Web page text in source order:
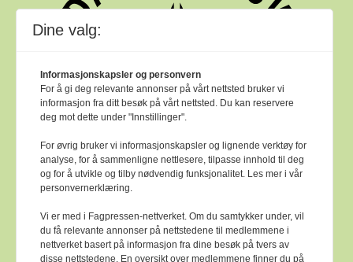
Bok & bibliotek arbeider etterVer Varsam -
Dine valg:
Informasjonskapsler og personvern
For å gi deg relevante annonser på vårt nettsted bruker vi
informasjon fra ditt besøk på vårt nettsted. Du kan reservere
deg mot dette under "Innstillinger".
For øvrig bruker vi informasjonskapsler og lignende verktøy for
analyse, for å sammenligne nettlesere, tilpasse innhold til deg
og for å utvikle og tilby nødvendig funksjonalitet. Les mer i vår
personvernerklæring.
Vi er med i Fagpressen-nettverket. Om du samtykker under, vil
du få relevante annonser på nettstedene til medlemmene i
nettverket basert på informasjon fra dine besøk på tvers av
disse nettstedene. En oversikt over medlemmene finner du på